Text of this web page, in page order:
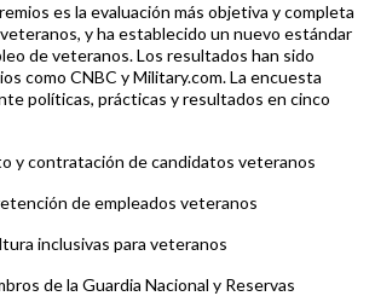
es la evaluación más objetiva y completa
y ha establecido un nuevo estándar
de veteranos. Los resultados han sido
como CNBC y Military.com. La encuesta
políticas, prácticas y resultados en cinco
y contratación de candidatos veteranos
de empleados veteranos
inclusivas para veteranos
de la Guardia Nacional y Reservas